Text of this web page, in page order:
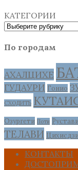
КАТЕГОРИИ
По городам
АХАЛЦИХЕ
ГУДАУРИ Гонио
СХОДИТЬ
Озургети Поти
ТЕЛАВИ
КОНТАКТЫ